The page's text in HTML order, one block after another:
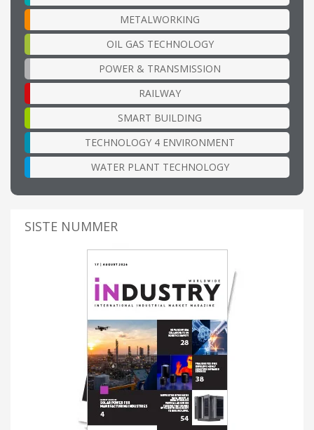
METALWORKING
OIL GAS TECHNOLOGY
POWER & TRANSMISSION
RAILWAY
SMART BUILDING
TECHNOLOGY 4 ENVIRONMENT
WATER PLANT TECHNOLOGY
SISTE NUMMER